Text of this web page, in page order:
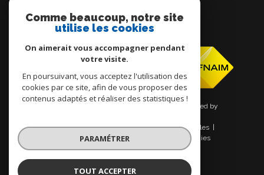
Adhérents
© 2026 | Tous droits réservés | Traduction powered by
Nos honoraires
Plan du site
Mentions légales
Nos liens Politique RGPD Cookies
Comme beaucoup, notre site
utilise les cookies
On aimerait vous accompagner pendant
votre visite.
En poursuivant, vous acceptez l'utilisation des
cookies par ce site, afin de vous proposer des
contenus adaptés et réaliser des statistiques !
PARAMÉTRER
TOUT ACCEPTER